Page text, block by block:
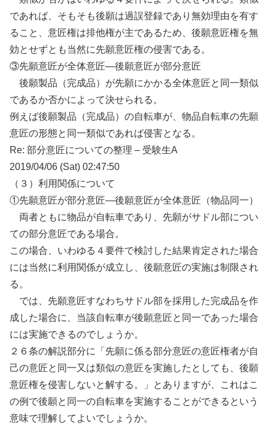
であれば、そもそも後願は過誤登録であり無効理由を有す
ること、意匠権は排他権が主であるため、後願意匠権を無
効とせずとも当然に先願意匠権の侵害である。
③先願意匠が全体意匠―後願意匠が部分意匠
後願製品（完成品）が先願にかかる全体意匠と同一類似
であるか否かによって決せられる。
例えば後願製品（完成品）の自転車が、物品自転車の先願
意匠の形態と同一類似であれば侵害となる。
Re: 部分意匠についての整理 – 受験生A
2019/04/06 (Sat) 02:47:50
（３）利用関係について
①先願意匠が部分意匠―後願意匠が全体意匠（物品同一）
両者ともに物品が自転車であり、先願がサドル部につい
ての部分意匠である場合。
この場合、いわゆる４要件で検討した結果肯定された場合
には当然に利用関係が成立し、後願意匠の実施は制限され
る。
では、先願意匠すなわちサドル部を採用した完成品を作
成した場合に、当該自転車が後願意匠と同一であった場合
には実施できるのでしょうか。
２６条の解説部分に「先願に係る部分意匠の意匠権者が自
己の意匠と同一又は類似の意匠を実施したとしても、後願
意匠権を侵害しないと解する。」とありますが、これはこ
の例で後願と同一の自転車を実施することができるという
意味で理解してよいでしょうか。